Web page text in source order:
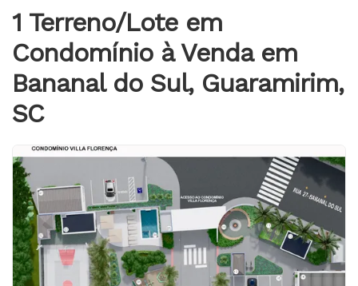
1 Terreno/Lote em
Condomínio à Venda em
Bananal do Sul, Guaramirim,
SC